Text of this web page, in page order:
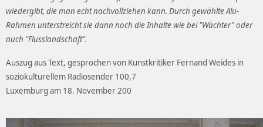
wiedergibt, die man echt nachvollziehen kann. Durch gewählte Alu-
Rahmen unterstreicht sie dann noch die Inhalte wie bei "Wächter" oder
auch "Flusslandschaft".
Auszug aus Text, gesprochen von Kunstkritiker Fernand Weides in
soziokulturellem Radiosender 100,7
Luxemburg am 18. November 200